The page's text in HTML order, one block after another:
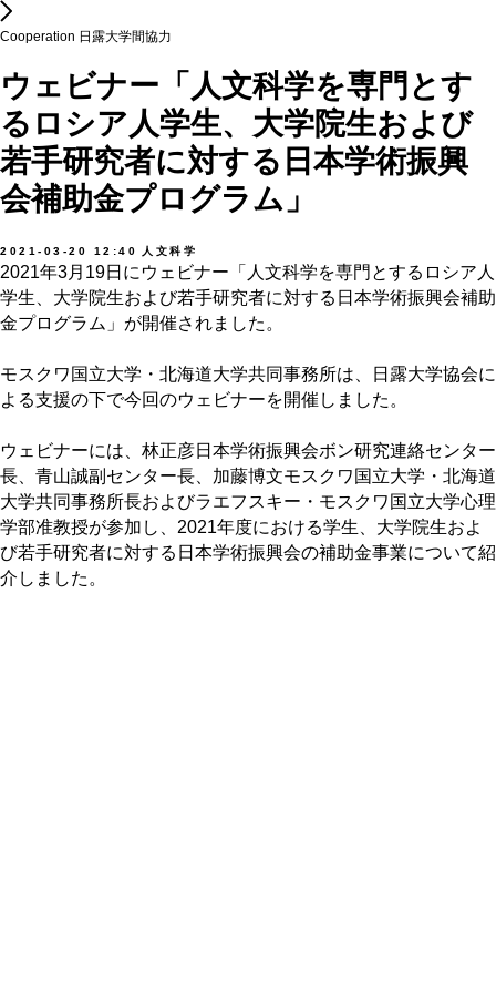
Cooperation 日露大学間協力
ウェビナー「人文科学を専門とす
るロシア人学生、大学院生および
若手研究者に対する日本学術振興
会補助金プログラム」
2021-03-20 12:40 人文科学
2021年3月19日にウェビナー「人文科学を専門とするロシア人
学生、大学院生および若手研究者に対する日本学術振興会補助
金プログラム」が開催されました。
モスクワ国立大学・北海道大学共同事務所は、日露大学協会に
よる支援の下で今回のウェビナーを開催しました。
ウェビナーには、林正彦日本学術振興会ボン研究連絡センター
長、青山誠副センター長、加藤博文モスクワ国立大学・北海道
大学共同事務所長およびラエフスキー・モスクワ国立大学心理
学部准教授が参加し、2021年度における学生、大学院生およ
び若手研究者に対する日本学術振興会の補助金事業について紹
介しました。